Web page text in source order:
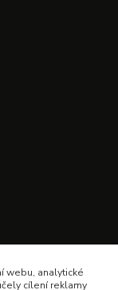
webu, analytické
cílení reklamy